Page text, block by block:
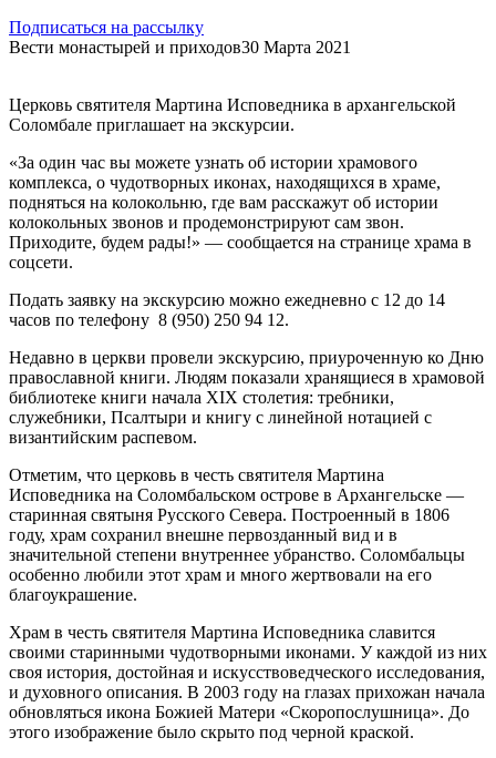
Подписаться на рассылку
Вести монастырей и приходов30 Марта 2021
Церковь святителя Мартина Исповедника в архангельской
Соломбале приглашает на экскурсии.
«За один час вы можете узнать об истории храмового
комплекса, о чудотворных иконах, находящихся в храме,
подняться на колокольню, где вам расскажут об истории
колокольных звонов и продемонстрируют сам звон.
Приходите, будем рады!» — сообщается на странице храма в
соцсети.
Подать заявку на экскурсию можно ежедневно с 12 до 14
часов по телефону 8 (950) 250 94 12.
Недавно в церкви провели экскурсию, приуроченную ко Дню
православной книги. Людям показали хранящиеся в храмовой
библиотеке книги начала XIX столетия: требники,
служебники, Псалтыри и книгу с линейной нотацией с
византийским распевом.
Отметим, что церковь в честь святителя Мартина
Исповедника на Соломбальском острове в Архангельске —
старинная святыня Русского Севера. Построенный в 1806
году, храм сохранил внешне первозданный вид и в
значительной степени внутреннее убранство. Соломбальцы
особенно любили этот храм и много жертвовали на его
благоукрашение.
Храм в честь святителя Мартина Исповедника славится
своими старинными чудотворными иконами. У каждой из них
своя история, достойная и искусствоведческого исследования,
и духовного описания. В 2003 году на глазах прихожан начала
обновляться икона Божией Матери «Скоропослушница». До
этого изображение было скрыто под черной краской.